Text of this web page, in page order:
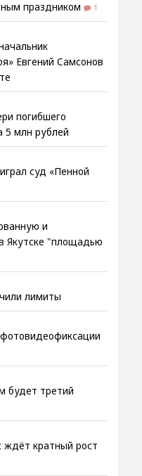
праздником
1
Евгений Самсонов
погибшего
5 млн рублей
суд «Пенной
и
Якутске "площадью
лимиты
будет третий
ждёт кратный рост